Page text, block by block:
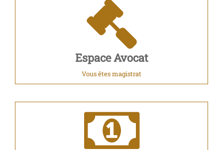
Espace Avocat
Vous êtes magistrat